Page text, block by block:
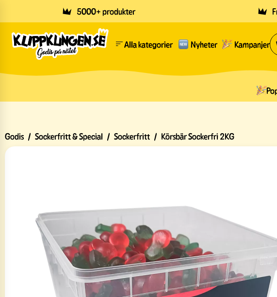
5000+ produkter
Alla kategorier Nyheter Kampanjer
Godis / Sockerfritt & Special / Sockerfritt / Körsbär Sockerfri 2KG